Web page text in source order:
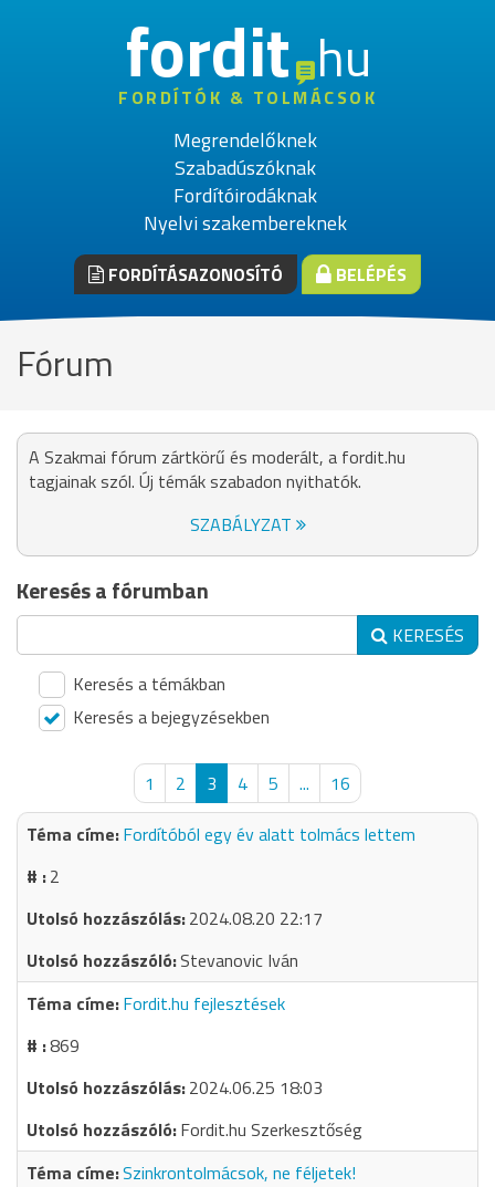
fordithu
FORDÍTÓK & TOLMÁCSOK
Megrendelőknek
Szabadúszóknak
Fordítóirodáknak
Nyelvi szakembereknek
FORDÍTÁSAZONOSÍTÓ BELÉPÉS
Fórum
A Szakmai fórum zártkörű és moderált, a fordit.hu
tagjainak szól. Új témák szabadon nyithatók.
SZABÁLYZAT
Keresés a fórumban
KERESÉS
Keresés a témákban
Keresés a bejegyzésekben
1 2 3 4 5 ...
16
Fordítóból egy év alatt tolmács lettem
2
2024.08.20 22:17
Stevanovic Iván
Fordit.hu fejlesztések
869
2024.06.25 18:03
Fordit.hu Szerkesztőség
Szinkrontolmácsok, ne féljetek!